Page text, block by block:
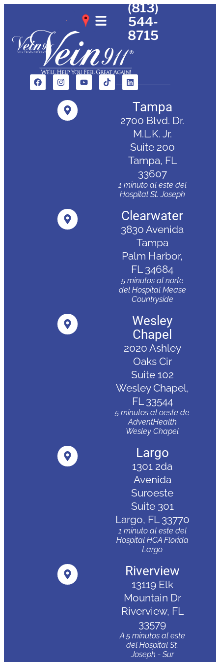
(813)
544-
8715
Tampa
2700 Blvd. Dr.
M.L.K. Jr.
Suite 200
Tampa, FL
33607
1 minuto al este del
Hospital St. Joseph
Clearwater
3830 Avenida
Tampa
Palm Harbor,
FL 34684
5 minutos al norte
del Hospital Mease
Countryside
Wesley
Chapel
2020 Ashley
Oaks Cir
Suite 102
Wesley Chapel,
FL 33544
5 minutos al oeste de
AdventHealth
Wesley Chapel
Largo
1301 2da
Avenida
Suroeste
Suite 301
Largo, FL 33770
1 minuto al este del
Hospital HCA Florida
Largo
Riverview
13119 Elk
Mountain Dr
Riverview, FL
33579
A 5 minutos al este
del Hospital St.
Joseph - Sur